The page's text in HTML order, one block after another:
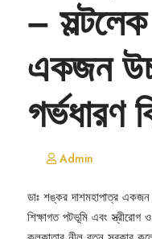
–
একজন
গর্ভধারণ
Admin
ডাঃ শঙ্কর দাশমহাপাত্র একজন
শিক্ষাগত পটভূমি এবং স্ত্রীরোগ